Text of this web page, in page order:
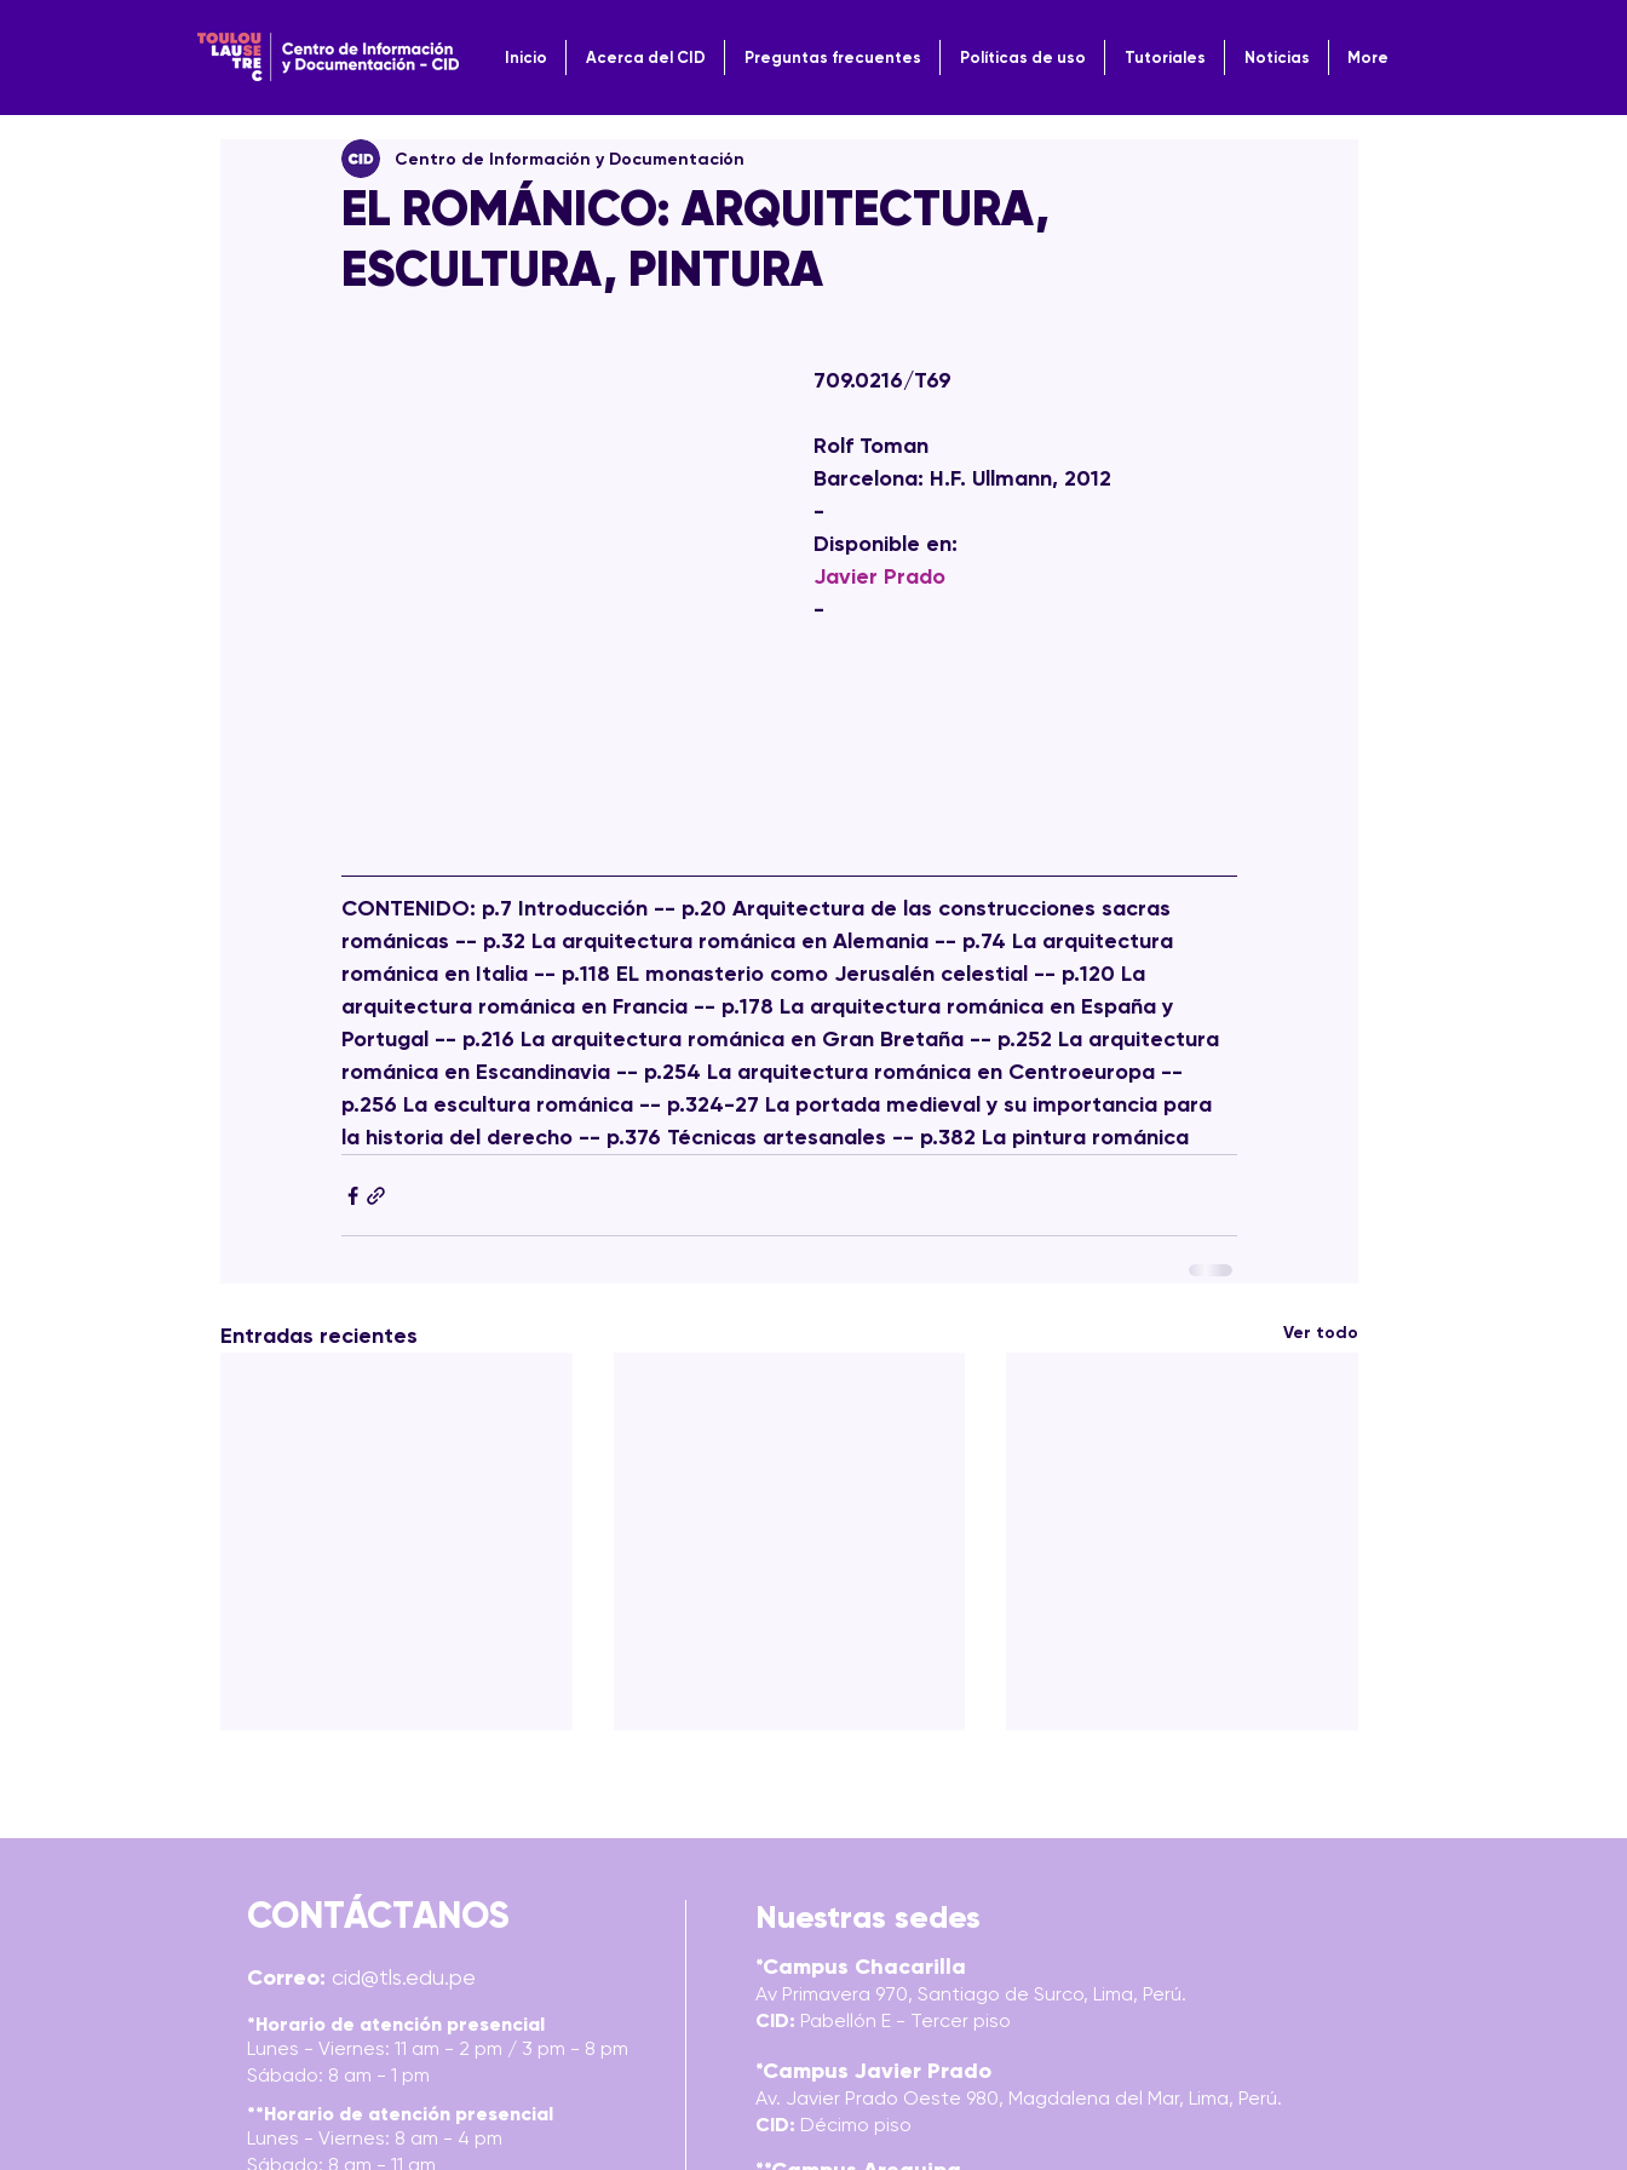
Inicio Acerca del CID Preguntas frecuentes Políticas de uso Tutoriales Noticias More
EL ROMÁNICO: ARQUITECTURA,
ESCULTURA, PINTURA
Centro de Información y Documentación
709.0216/T69
Rolf Toman
Barcelona: H.F. Ullmann, 2012
-
Disponible en:
Javier Prado
-
CONTENIDO: p.7 Introducción -- p.20 Arquitectura de las construcciones sacras
románicas -- p.32 La arquitectura románica en Alemania -- p.74 La arquitectura
románica en Italia -- p.118 EL monasterio como Jerusalén celestial -- p.120 La
arquitectura románica en Francia -- p.178 La arquitectura románica en España y
Portugal -- p.216 La arquitectura románica en Gran Bretaña -- p.252 La arquitectura
románica en Escandinavia -- p.254 La arquitectura románica en Centroeuropa --
p.256 La escultura románica -- p.324-27 La portada medieval y su importancia para
la historia del derecho -- p.376 Técnicas artesanales -- p.382 La pintura románica
Entradas recientes Ver todo
MENSAJES HILADOS DEL
PASADO: ILUSTRACIÓN DE
TEJIDOS MOCHE Y MOCHE-
WARI
HISTORIA DE LOS ESTILOS
LIBRO. 199 RECETAS
CONTÁCTANOS
Correo: cid@tls.edu.pe
*Horario de atención presencial
Lunes - Viernes: 11 am - 2 pm / 3 pm - 8 pm
Sábado: 8 am - 1 pm
Nuestras sedes
*Campus Chacarilla
Av Primavera 970, Santiago de Surco, Lima, Perú.
CID: Pabellón E - Tercer piso
*Campus Javier Prado
Av. Javier Prado Oeste 980, Magdalena del Mar, Lima, Perú.
CID: Décimo piso
**Horario de atención presencial
Lunes - Viernes: 8 am - 4 pm
Sábado: 8 am - 11 am